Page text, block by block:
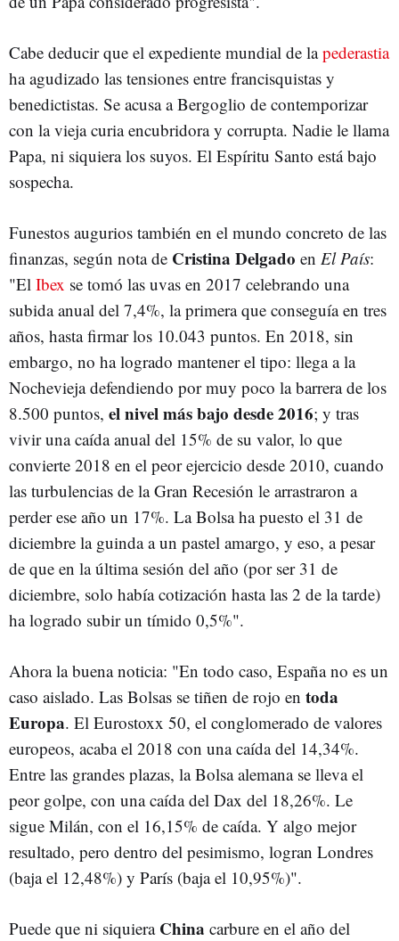
Cabe deducir que el expediente mundial de lapederastia
ha agudizado las tensiones entre francisquistas y
benedictistas. Se acusa a Bergoglio de contemporizar
con la vieja curia encubridora y corrupta. Nadie le llama
Papa, ni siquiera los suyos. El Espíritu Santo está bajo
sospecha.
Funestos augurios también en el mundo concreto de las
finanzas, según nota de Cristina Delgado en El País:
"El Ibex se tomó las uvas en 2017 celebrando una
subida anual del 7,4%, la primera que conseguía en tres
años, hasta firmar los 10.043 puntos. En 2018, sin
embargo, no ha logrado mantener el tipo: llega a la
Nochevieja defendiendo por muy poco la barrera de los
8.500 puntos, el nivel más bajo desde 2016; y tras
vivir una caída anual del 15% de su valor, lo que
convierte 2018 en el peor ejercicio desde 2010, cuando
las turbulencias de la Gran Recesión le arrastraron a
perder ese año un 17%. La Bolsa ha puesto el 31 de
diciembre la guinda a un pastel amargo, y eso, a pesar
de que en la última sesión del año (por ser 31 de
diciembre, solo había cotización hasta las 2 de la tarde)
ha logrado subir un tímido 0,5%".
Ahora la buena noticia: "En todo caso, España no es un
caso aislado. Las Bolsas se tiñen de rojo en toda
Europa. El Eurostoxx 50, el conglomerado de valores
europeos, acaba el 2018 con una caída del 14,34%.
Entre las grandes plazas, la Bolsa alemana se lleva el
peor golpe, con una caída del Dax del 18,26%. Le
sigue Milán, con el 16,15% de caída. Y algo mejor
resultado, pero dentro del pesimismo, logran Londres
(baja el 12,48%) y París (baja el 10,95%)".
Puede que ni siquiera China carbure en el año del